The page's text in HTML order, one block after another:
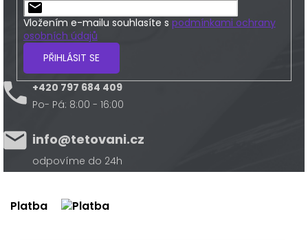
Vložením e-mailu souhlasíte s podmínkami ochrany
osobních údajů
PŘIHLÁSIT SE
+420 797 684 409
Po- Pá: 8:00 - 16:00
info@tetovani.cz
odpovíme do 24h
Platba